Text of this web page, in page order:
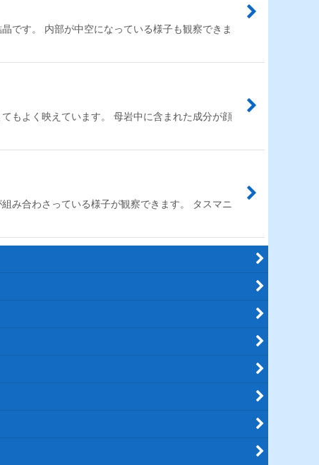
です。 内部が中空になっている様子も観察できま
もよく映えています。 母岩中に含まれた成分が顔
み合わさっている様子が観察できます。 タスマニ